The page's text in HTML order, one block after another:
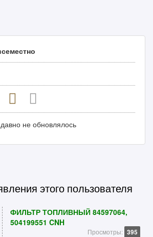
не обновлялось
этого пользователя
ФИЛЬТР ТОПЛИВНЫЙ 84597064,
504199551 CNH
Просмотры: 395